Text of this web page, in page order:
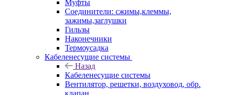
Муфты
Соединители: сжимы,клеммы,
зажимы,заглушки
Гильзы
Наконечники
Термоусадка
Кабеленесущие системы
Назад
Кабеленесущие системы
Вентилятор, решетки, воздуховод, обр.
клапан